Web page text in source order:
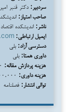
سردبیر: دکتر قنبر
صاحب امتیاز:
ناشر: اندیشکده
ایمیل ارتباطی:
دسترسی آزاد: بلی
داوری همتا: بلی
هزینه پردازش مقاله:
هزینه داوری:
توالی انتشار: فصلنامه